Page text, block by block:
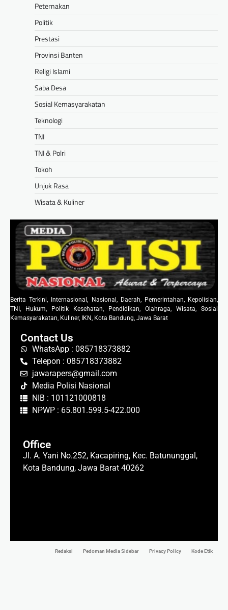
Peternakan
Politik
Prestasi
Provinsi Banten
Religi Islami
Saba Desa
Sosial Kemasyarakatan
Teknologi
TNI
TNI & Polri
Tokoh
Unjuk Rasa
Wisata & Kuliner
Berita Terkini, Internasional, Nasional, Daerah, Pemerintahan, Kepolisian,
TNI, Hukum, Politik Kesehatan, Pendidikan, Olahraga, Wisata, Sosial
Kemasyarakatan, Kuliner, IKN, Kota Bandung, Jawa Barat
Contact Us
WhatsApp : 085718373882
Telepon : 085718373882
jawarapers@gmail.com
Media Polisi Nasional
NIB : 101121000818
NPWP : 65.801.599.5-422.000
Office
Jl. A. Yani No.252, Kacapiring, Kec. Batununggal,
Kota Bandung, Jawa Barat 40262
Redaksi Pedoman Media Sidebar Privacy Policy Kode Etik